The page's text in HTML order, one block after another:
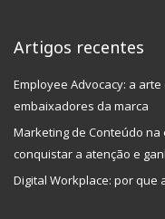
Artigos recentes
Employee Advocacy: a
embaixadores da marca
Marketing de Conteúdo
conquistar a atenção e
Digital Workplace: por que